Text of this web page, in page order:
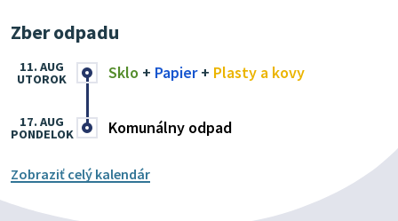
Zber odpadu
Sklo + Papier+ Plasty a kovy
11. AUG
UTOROK
Komunálny odpad
17. AUG
PONDELOK
Zobraziť celý kalendár